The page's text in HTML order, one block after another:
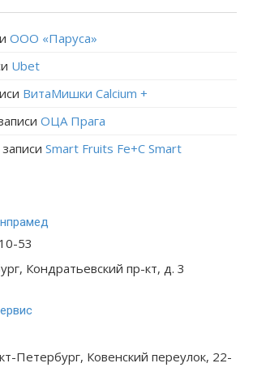
ООО «Паруса»
Ubet
ВитаМишки Calcium +
ОЦА Прага
записи Smart Fruits Fe+C Smart
53
Кондратьевский пр-кт, д. 3
Петербург, Ковенский переулок, 22-